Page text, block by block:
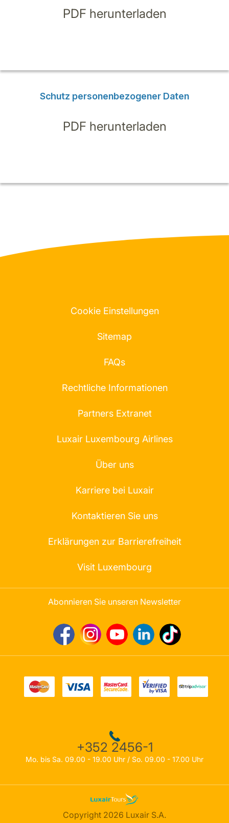
PDF herunterladen
Schutz personenbezogener Daten
PDF herunterladen
Cookie Einstellungen
Sitemap
FAQs
Rechtliche Informationen
Partners Extranet
Luxair Luxembourg Airlines
Über uns
Karriere bei Luxair
Kontaktieren Sie uns
Erklärungen zur Barrierefreiheit
Visit Luxembourg
Abonnieren Sie unseren Newsletter
+352 2456-1
Mo. bis Sa. 09.00 - 19.00 Uhr / So. 09.00 - 17.00 Uhr
Copyright 2026 Luxair S.A.